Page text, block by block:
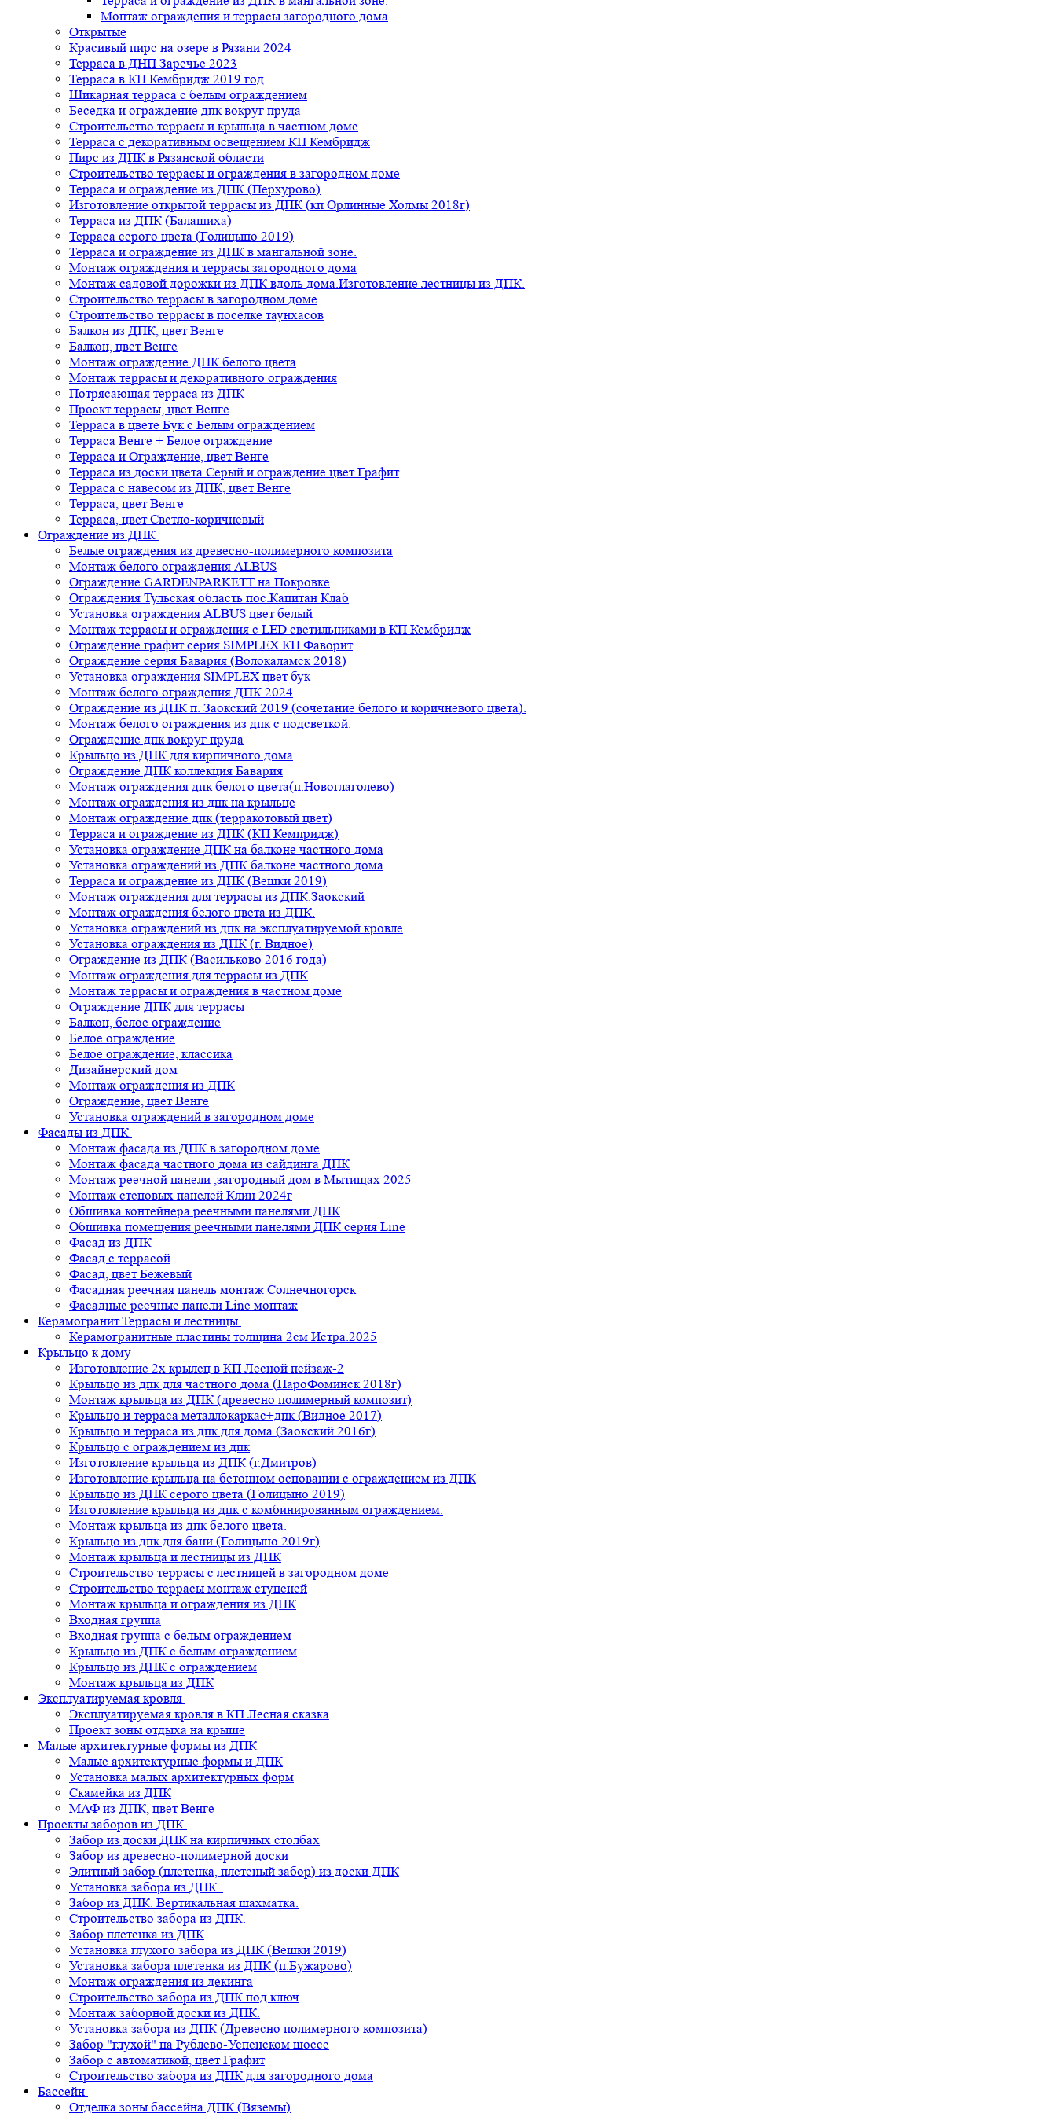
Монтаж ограждения и террасы загородного дома
Открытые
Красивый пирс на озере в Рязани 2024
Терраса в ДНП Заречье 2023
Терраса в КП Кембридж 2019 год
Шикарная терраса с белым ограждением
Беседка и ограждение дпк вокруг пруда
Строительство террасы и крыльца в частном доме
Терраса с декоративным освещением КП Кембридж
Пирс из ДПК в Рязанской области
Строительство террасы и ограждения в загородном доме
Терраса и ограждение из ДПК (Перхурово)
Изготовление открытой террасы из ДПК (кп Орлинные Холмы 2018г)
Терраса из ДПК (Балашиха)
Терраса серого цвета (Голицыно 2019)
Терраса и ограждение из ДПК в мангальной зоне.
Монтаж ограждения и террасы загородного дома
Монтаж садовой дорожки из ДПК вдоль дома.Изготовление лестницы из ДПК.
Строительство террасы в загородном доме
Строительство террасы в поселке таунхасов
Балкон из ДПК, цвет Венге
Балкон, цвет Венге
Монтаж ограждение ДПК белого цвета
Монтаж террасы и декоративного ограждения
Потрясающая терраса из ДПК
Проект террасы, цвет Венге
Терраса в цвете Бук с Белым ограждением
Терраса Венге + Белое ограждение
Терраса и Ограждение, цвет Венге
Терраса из доски цвета Серый и ограждение цвет Графит
Терраса с навесом из ДПК, цвет Венге
Терраса, цвет Венге
Терраса, цвет Светло-коричневый
Ограждение из ДПК
Белые ограждения из древесно-полимерного композита
Монтаж белого ограждения ALBUS
Ограждение GARDENPARKETT на Покровке
Ограждения Тульская область пос.Капитан Клаб
Установка ограждения ALBUS цвет белый
Монтаж террасы и ограждения с LED светильниками в КП Кембридж
Ограждение графит серия SIMPLEX КП Фаворит
Ограждение серия Бавария (Волокаламск 2018)
Установка ограждения SIMPLEX цвет бук
Монтаж белого ограждения ДПК 2024
Ограждение из ДПК п. Заокский 2019 (сочетание белого и коричневого цвета).
Монтаж белого ограждения из дпк с подсветкой.
Ограждение дпк вокруг пруда
Крыльцо из ДПК для кирпичного дома
Ограждение ДПК коллекция Бавария
Монтаж ограждения дпк белого цвета(п.Новоглаголево)
Монтаж ограждения из дпк на крыльце
Монтаж ограждение дпк (терракотовый цвет)
Терраса и ограждение из ДПК (КП Кемпридж)
Установка ограждение ДПК на балконе частного дома
Установка ограждений из ДПК балконе частного дома
Терраса и ограждение из ДПК (Вешки 2019)
Монтаж ограждения для террасы из ДПК.Заокский
Монтаж ограждения белого цвета из ДПК.
Установка ограждений из дпк на эксплуатируемой кровле
Установка ограждения из ДПК (г. Видное)
Ограждение из ДПК (Васильково 2016 года)
Монтаж ограждения для террасы из ДПК
Монтаж террасы и ограждения в частном доме
Ограждение ДПК для террасы
Балкон, белое ограждение
Белое ограждение
Белое ограждение, классика
Дизайнерский дом
Монтаж ограждения из ДПК
Ограждение, цвет Венге
Установка ограждений в загородном доме
Фасады из ДПК
Монтаж фасада из ДПК в загородном доме
Монтаж фасада частного дома из сайдинга ДПК
Монтаж реечной панели ,загородный дом в Мытищах 2025
Монтаж стеновых панелей Клин 2024г
Обшивка контейнера реечными панелями ДПК
Обшивка помещения реечными панелями ДПК серия Line
Фасад из ДПК
Фасад с террасой
Фасад, цвет Бежевый
Фасадная реечная панель монтаж Солнечногорск
Фасадные реечные панели Line монтаж
Керамогранит.Террасы и лестницы
Керамогранитные пластины толщина 2см Истра.2025
Крыльцо к дому
Изготовление 2х крылец в КП Лесной пейзаж-2
Крыльцо из дпк для частного дома (НароФоминск 2018г)
Монтаж крыльца из ДПК (древесно полимерный композит)
Крыльцо и терраса металлокаркас+дпк (Видное 2017)
Крыльцо и терраса из дпк для дома (Заокский 2016г)
Крыльцо с ограждением из дпк
Изготовление крыльца из ДПК (г.Дмитров)
Изготовление крыльца на бетонном основании с ограждением из ДПК
Крыльцо из ДПК серого цвета (Голицыно 2019)
Изготовление крыльца из дпк с комбинированным ограждением.
Монтаж крыльца из дпк белого цвета.
Крыльцо из дпк для бани (Голицыно 2019г)
Монтаж крыльца и лестницы из ДПК
Строительство террасы с лестницей в загородном доме
Строительство террасы монтаж ступеней
Монтаж крыльца и ограждения из ДПК
Входная группа
Входная группа с белым ограждением
Крыльцо из ДПК с белым ограждением
Крыльцо из ДПК с ограждением
Монтаж крыльца из ДПК
Эксплуатируемая кровля
Эксплуатируемая кровля в КП Лесная сказка
Проект зоны отдыха на крыше
Малые архитектурные формы из ДПК
Малые архитектурные формы и ДПК
Установка малых архитектурных форм
Скамейка из ДПК
МАФ из ДПК, цвет Венге
Проекты заборов из ДПК
Забор из доски ДПК на кирпичных столбах
Забор из древесно-полимерной доски
Элитный забор (плетенка, плетеный забор) из доски ДПК
Установка забора из ДПК .
Забор из ДПК. Вертикальная шахматка.
Строительство забора из ДПК.
Забор плетенка из ДПК
Установка глухого забора из ДПК (Вешки 2019)
Установка забора плетенка из ДПК (п.Бужарово)
Монтаж ограждения из декинга
Строительство забора из ДПК под ключ
Монтаж заборной доски из ДПК.
Установка забора из ДПК (Древесно полимерного композита)
Забор "глухой" на Рублево-Успенском шоссе
Забор с автоматикой, цвет Графит
Строительство забора из ДПК для загородного дома
Бассейн
Отделка зоны бассейна ДПК (Вяземы)